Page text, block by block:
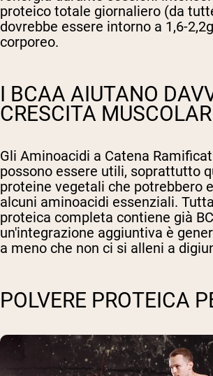
proteico totale giornaliero (da
dovrebbe essere intorno a 1,6-
corporeo.
I BCAA AIUTANO
CRESCITA
Gli Aminoacidi a Catena
possono essere utili, soprattutto
proteine vegetali che potrebbero
alcuni aminoacidi essenziali.
proteica completa contiene già
un'integrazione aggiuntiva è
a meno che non ci si alleni a
POLVERE PROTEICA